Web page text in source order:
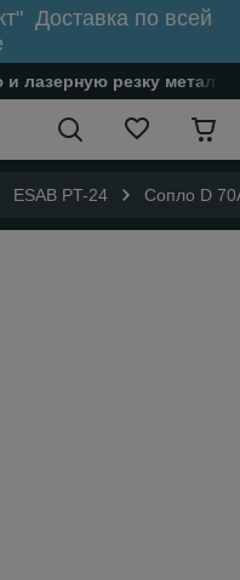
Доставка по всей
лазерную резку
ESAB PT-24 Сопло D